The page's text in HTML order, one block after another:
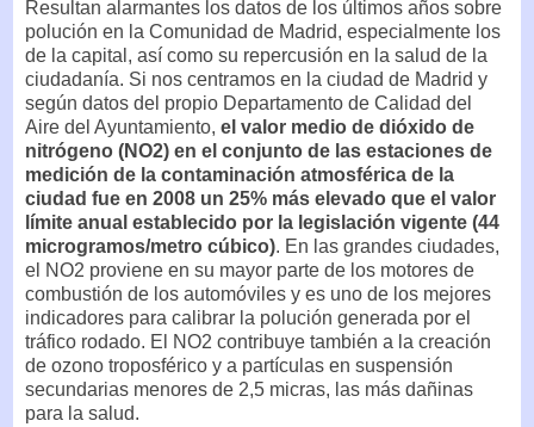
Resultan alarmantes los datos de los últimos años sobre
polución en la Comunidad de Madrid, especialmente los
de la capital, así como su repercusión en la salud de la
ciudadanía. Si nos centramos en la ciudad de Madrid y
según datos del propio Departamento de Calidad del
Aire del Ayuntamiento, el valor medio de dióxido de
nitrógeno (NO2) en el conjunto de las estaciones de
medición de la contaminación atmosférica de la
ciudad fue en 2008 un 25% más elevado que el valor
límite anual establecido por la legislación vigente (44
microgramos/metro cúbico). En las grandes ciudades,
el NO2 proviene en su mayor parte de los motores de
combustión de los automóviles y es uno de los mejores
indicadores para calibrar la polución generada por el
tráfico rodado. El NO2 contribuye también a la creación
de ozono troposférico y a partículas en suspensión
secundarias menores de 2,5 micras, las más dañinas
para la salud.